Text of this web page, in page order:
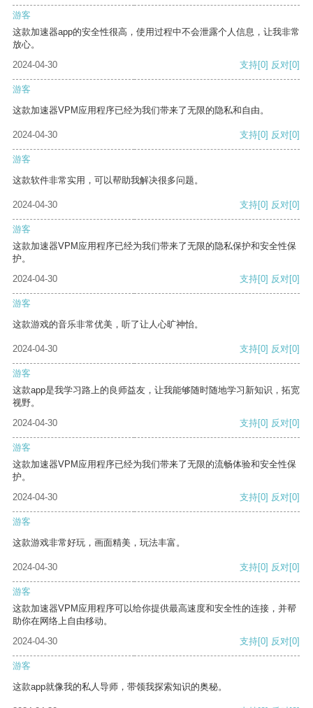
游客
这款加速器app的安全性很高，使用过程中不会泄露个人信息，让我非常
放心。
2024-04-30
支持[0] 反对[0]
游客
这款加速器VPM应用程序已经为我们带来了无限的隐私和自由。
2024-04-30 支持[0] 反对[0]
游客
这款软件非常实用，可以帮助我解决很多问题。
2024-04-30 支持[0] 反对[0]
游客
这款加速器VPM应用程序已经为我们带来了无限的隐私保护和安全性保
护。
2024-04-30
支持[0] 反对[0]
游客
这款游戏的音乐非常优美，听了让人心旷神怡。
2024-04-30 支持[0] 反对[0]
游客
这款app是我学习路上的良师益友，让我能够随时随地学习新知识，拓宽
视野。
2024-04-30
支持[0] 反对[0]
游客
这款加速器VPM应用程序已经为我们带来了无限的流畅体验和安全性保
护。
2024-04-30
支持[0] 反对[0]
游客
这款游戏非常好玩，画面精美，玩法丰富。
2024-04-30 支持[0] 反对[0]
游客
这款加速器VPM应用程序可以给你提供最高速度和安全性的连接，并帮
助你在网络上自由移动。
2024-04-30
支持[0] 反对[0]
游客
这款app就像我的私人导师，带领我探索知识的奥秘。